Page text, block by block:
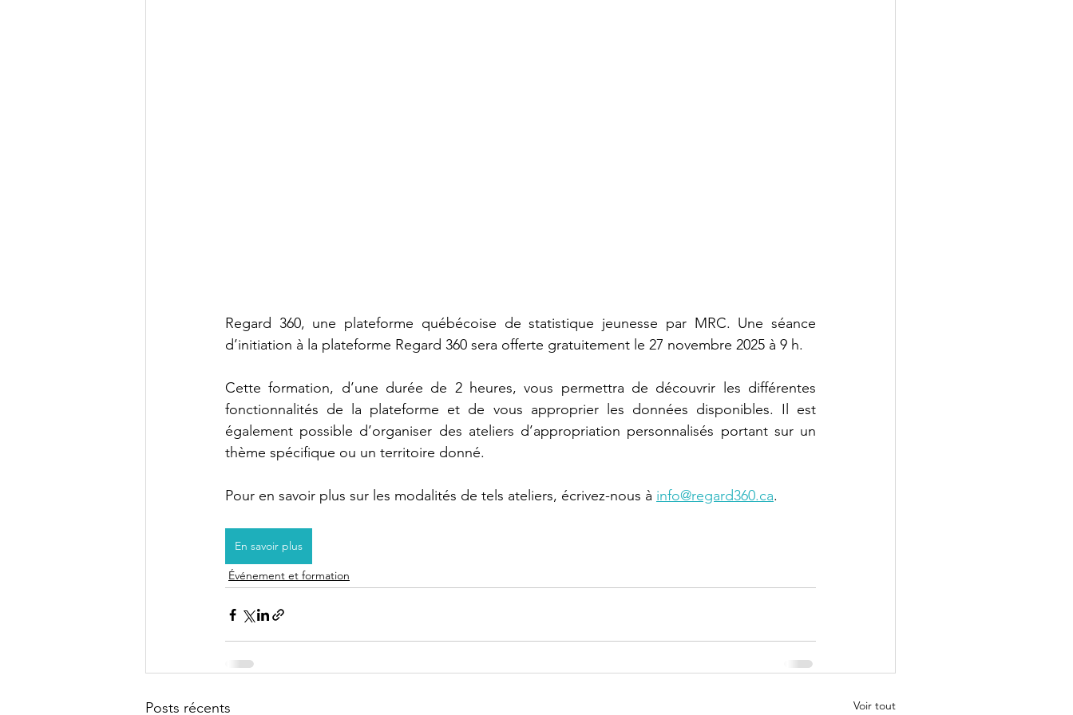
Regard 360, une plateforme québécoise de statistique jeunesse par MRC. Une séance
d’initiation à la plateforme Regard 360 sera offerte gratuitement le 27 novembre 2025 à 9 h.
Cette formation, d’une durée de 2 heures, vous permettra de découvrir les différentes
fonctionnalités de la plateforme et de vous approprier les données disponibles. Il est
également possible d’organiser des ateliers d’appropriation personnalisés portant sur un
thème spécifique ou un territoire donné.
Pour en savoir plus sur les modalités de tels ateliers, écrivez-nous à info@regard360.ca.
En savoir plus
Événement et formation
Posts récents Voir tout